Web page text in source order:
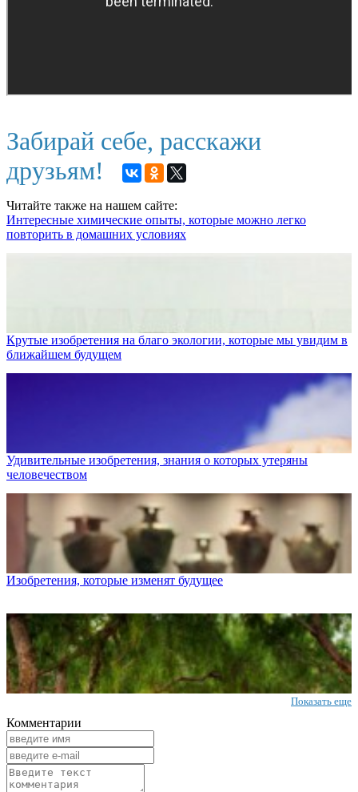
Забирай себе, расскажи
друзьям!
Читайте также на нашем сайте:
Интересные химические опыты, которые можно легко
повторить в домашних условиях
Крутые изобретения на благо экологии, которые мы увидим в
ближайшем будущем
Удивительные изобретения, знания о которых утеряны
человечеством
Изобретения, которые изменят будущее
Показать еще
Комментарии